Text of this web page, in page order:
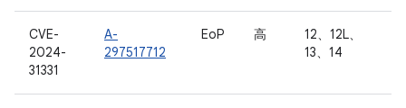
CVE-
2024-
31331
A-
297517712
EoP 高
12、12L、
13、14